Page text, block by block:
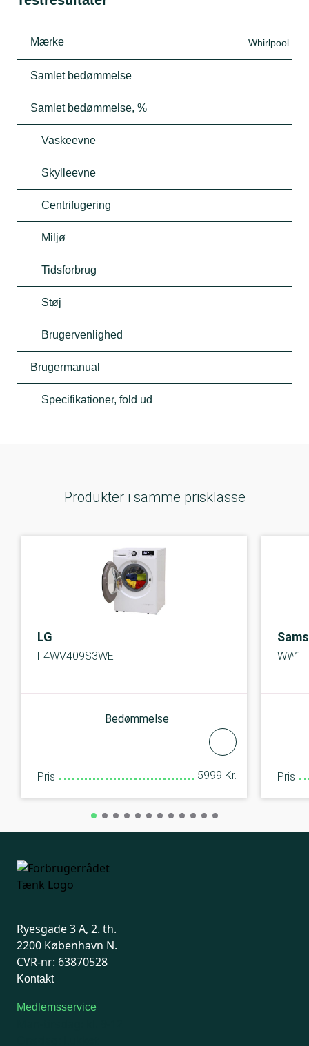
Mærke Whirlpool
Samlet bedømmelse
Samlet bedømmelse, %
Vaskeevne
Skylleevne
Centrifugering
Miljø
Tidsforbrug
Støj
Brugervenlighed
Brugermanual
Specifikationer, fold ud
Produkter i samme prisklasse
LG
F4WV409S3WE
Bedømmelse
Pris 5999 Kr. Pris
Ryesgade 3 A, 2. th.
2200 København N.
CVR-nr: 63870528
Kontakt
Medlemsservice